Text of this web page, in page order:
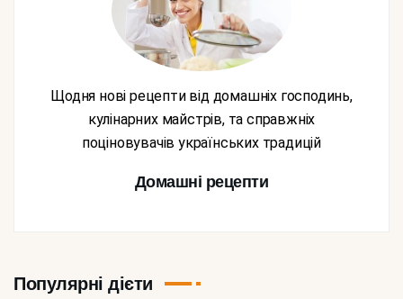
Щодня нові рецепти від домашніх господинь,
кулінарних майстрів, та справжніх
поціновувачів українських традицій
Домашні рецепти
Популярні дієти